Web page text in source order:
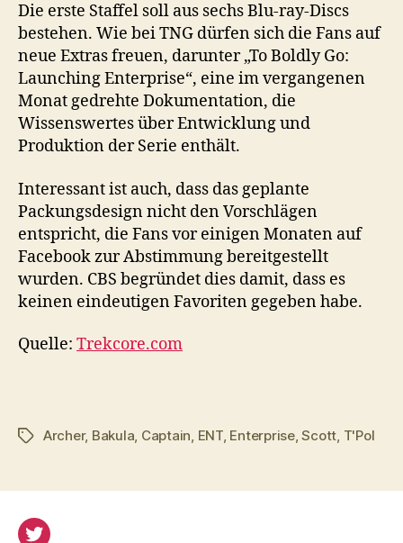
Die erste Staffel soll aus sechs Blu-ray-Discs
bestehen. Wie bei TNG dürfen sich die Fans auf
neue Extras freuen, darunter „To Boldly Go:
Launching Enterprise“, eine im vergangenen
Monat gedrehte Dokumentation, die
Wissenswertes über Entwicklung und
Produktion der Serie enthält.
Interessant ist auch, dass das geplante
Packungsdesign nicht den Vorschlägen
entspricht, die Fans vor einigen Monaten auf
Facebook zur Abstimmung bereitgestellt
wurden. CBS begründet dies damit, dass es
keinen eindeutigen Favoriten gegeben habe.
Quelle: Trekcore.com
Schlagwörter
Archer, Bakula Captain ENT, Enterprise,Scott T'Pol